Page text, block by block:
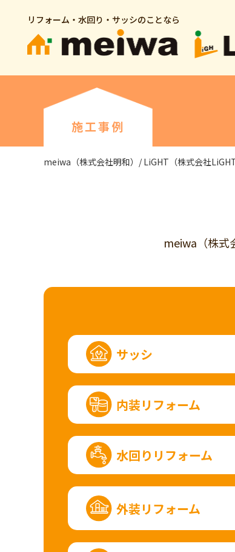
リフォーム・水回り・サッシのことなら
施工事例
meiwa（株式会社明和）/ LiGHT（株式会社LiGHT
meiwa（株式
サッシ
内装リフォーム
水回りリフォーム
外装リフォーム